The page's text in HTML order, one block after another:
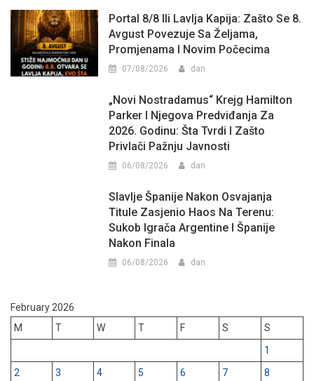
Portal 8/8 Ili Lavlja Kapija: Zašto Se 8.
Avgust Povezuje Sa Željama,
Promjenama I Novim Počecima
07/08/2026 dan
„Novi Nostradamus“ Krejg Hamilton
Parker I Njegova Predviđanja Za
2026. Godinu: Šta Tvrdi I Zašto
Privlači Pažnju Javnosti
06/08/2026 dan
Slavlje Španije Nakon Osvajanja
Titule Zasjenio Haos Na Terenu:
Sukob Igrača Argentine I Španije
Nakon Finala
06/08/2026 dan
February 2026
M
T W T F S
S
1
2
3 4 5 6 7
8